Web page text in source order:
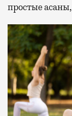
простые асаны,